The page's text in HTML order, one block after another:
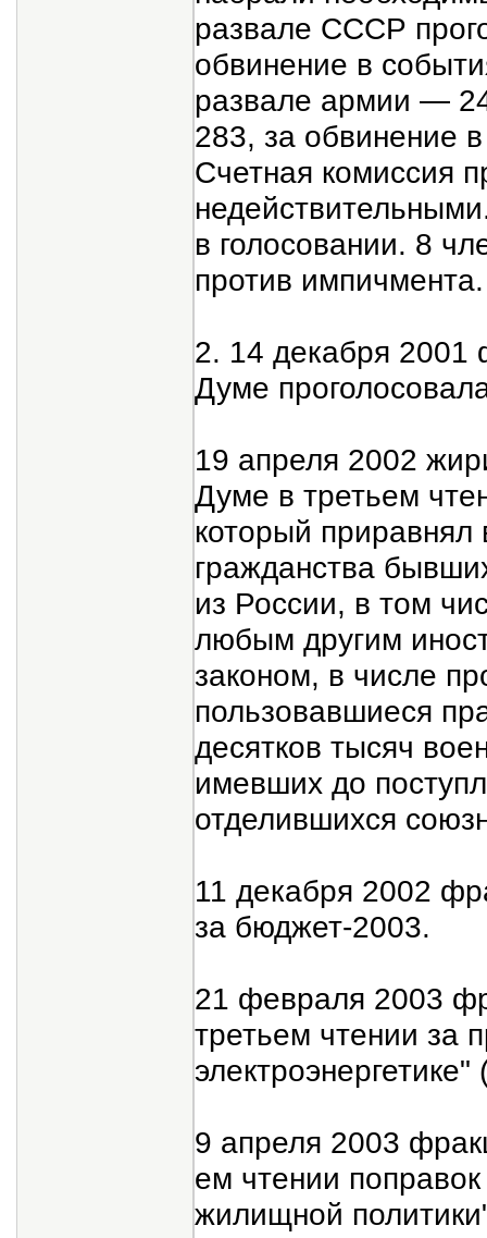
развале СССР
обвинение в
развале армии —
283, за обвинение
Счетная комиссия
в голосовании. 8
против импичмента.
2. 14 декабря 2001
Думе
19 апреля 2002
Думе в третьем
который приравнял
гражданства
из России, в том
любым другим
законом, в числе
пользовавшиеся
десятков тысяч
имевших до
отделившихся
11 декабря 2002
за бюджет-2003.
21 февраля 2003
третьем чтении за
9 апреля 2003
ем чтении
жилищной